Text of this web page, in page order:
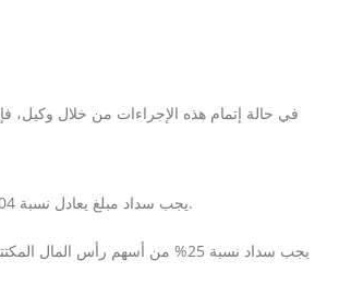
في حالة إتمام هذه الإجراءات من خلال وكيل،
يجب سداد مبلغ يعادل نسبة 0.04% من رأس مال الشركة لحساب هيئة المنافسة عبر مكتب السداد التابع للسجل التجاري.